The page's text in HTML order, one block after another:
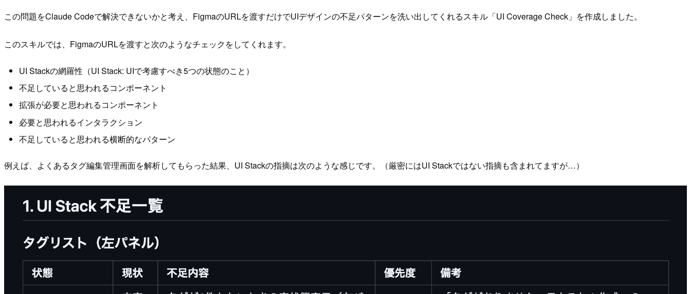
この問題をClaude Codeで解決できないかと考え、FigmaのURLを渡すだけでUIデザインの不足パターンを洗い出してくれるスキル「UI Coverage Check」を作成しました。
このスキルでは、FigmaのURLを渡すと次のようなチェックをしてくれます。
UI Stackの網羅性（UI Stack: UIで考慮すべき5つの状態のこと）
不足していると思われるコンポーネント
拡張が必要と思われるコンポーネント
必要と思われるインタラクション
不足していると思われる横断的なパターン
例えば、よくあるタグ編集管理画面を解析してもらった結果、UI Stackの指摘は次のような感じです。（厳密にはUI Stackではない指摘も含まれてますが…）